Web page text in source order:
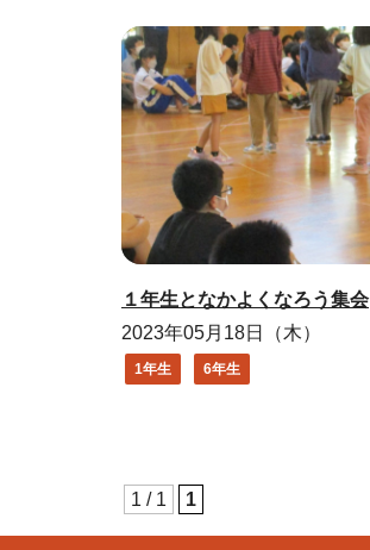
１年生となかよくなろう集会
2023年05月18日（木）
1年生 6年生
1 / 1 1